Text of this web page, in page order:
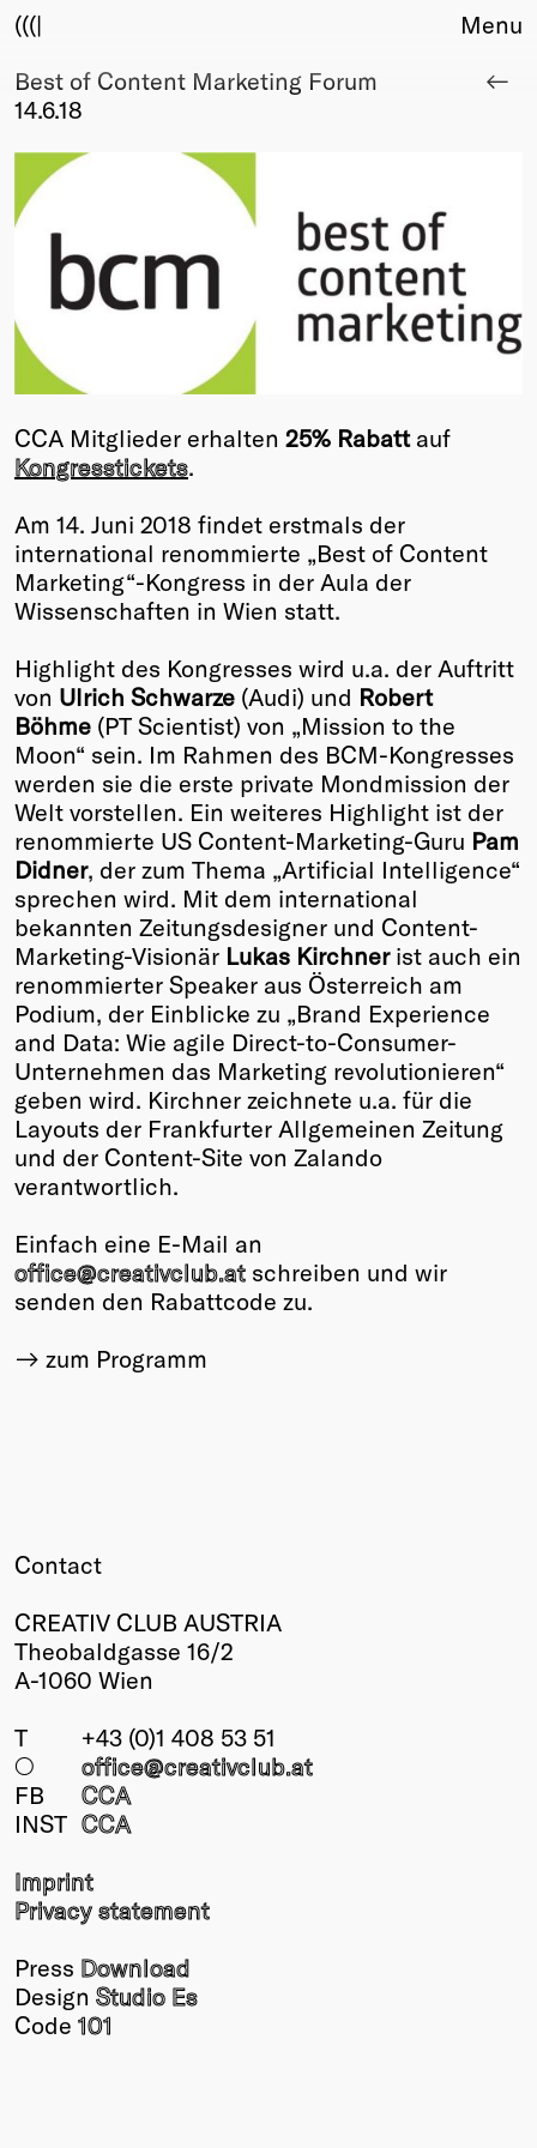
(((|
About
Club
Sponsors
Fair Work
TBD
Events
Upcoming
Past
Membership
Info
Members
Young Creatives
Friends of Creativity
Winners
2026
Past
Annual
Menu
Best of Content Marketing Forum
14.6.18
CCA Mitglieder erhalten 25% Rabattauf
Kongresstickets.
Am 14. Juni 2018 findet erstmals der
international renommierte „Best of Content
Marketing“-Kongress in der Aula der
Wissenschaften in Wien statt.
Highlight des Kongresses wird u.a. der Auftritt
von Ulrich Schwarze (Audi) und Robert
Böhme (PT Scientist) von „Mission to the
Moon“ sein. Im Rahmen des BCM-Kongresses
werden sie die erste private Mondmission der
Welt vorstellen. Ein weiteres Highlight ist der
renommierte US Content-Marketing-Guru Pam
Didner, der zum Thema „Artificial Intelligence“
sprechen wird. Mit dem international
bekannten Zeitungsdesigner und Content-
Marketing-Visionär Lukas Kirchner ist auch ein
renommierter Speaker aus Österreich am
Podium, der Einblicke zu „Brand Experience
and Data: Wie agile Direct-to-Consumer-
Unternehmen das Marketing revolutionieren“
geben wird. Kirchner zeichnete u.a. für die
Layouts der Frankfurter Allgemeinen Zeitung
und der Content-Site von Zalando
verantwortlich.
Einfach eine E-Mail an
office@creativclub.at schreiben und wir
senden den Rabattcode zu.
zum Programm
Contact
CREATIV CLUB AUSTRIA
Theobaldgasse 16/2
A-1060 Wien
T
+43 (0)1 408 53 51
○
office@creativclub.at
FB
CCA
INST CCA
Imprint
Privacy statement
Press Download
Design Studio Es
Code 101